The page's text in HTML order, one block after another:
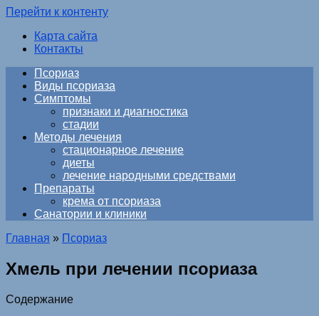
Перейти к контенту
Карта сайта
Контакты
Псориаз
Виды псориаза
Симптомы
признаки и диагностика
стадии
Методы лечения
стационарное лечение
диеты
лечение народными средствами
Препараты
крема от псориаза
Санатории и клиники
Главная » Псориаз
Хмель при лечении псориаза
Содержание